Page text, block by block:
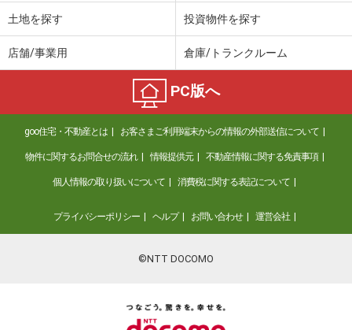
土地を探す 投資物件を探す
店舗/事業用 倉庫/トランクルーム
PC版へ
goo住宅・不動産とは お客さまご利用端末からの情報の外部送信について
物件に関するお問合せの流れ 情報提供元 不動産情報に関する免責事項
個人情報の取り扱いについて 消費税に関する表記について
プライバシーポリシー ヘルプ お問い合わせ 運営会社
©NTT DOCOMO